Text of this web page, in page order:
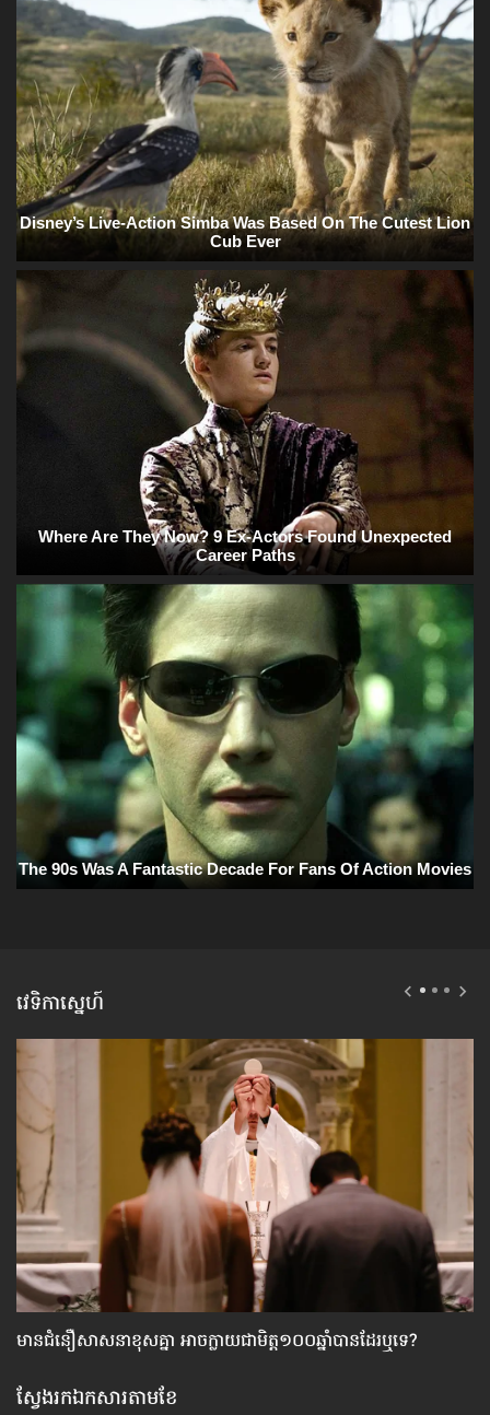
វេទិកាស្នេហ៍
មាន​ជំនឿ​សាសនា​ខុស​គ្នា អាច​ក្លាយ​ជា​មិត្ត១០០ឆ្នាំ​បាន​ដែរ​ឬទេ?
ស្វែងរកឯកសារតាមខែ